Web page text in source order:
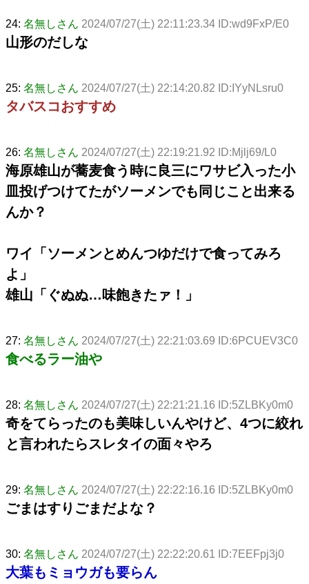
24: 名無しさん 2024/07/27(土) 22:11:23.34 ID:wd9FxP/E0
山形のだしな
25: 名無しさん 2024/07/27(土) 22:14:20.82 ID:IYyNLsru0
タバスコおすすめ
26: 名無しさん 2024/07/27(土) 22:19:21.92 ID:Mjlj69/L0
海原雄山が蕎麦食う時に良三にワサビ入った小
皿投げつけてたがソーメンでも同じこと出来る
んか？
ワイ「ソーメンとめんつゆだけで食ってみろ
よ」
雄山「ぐぬぬ…味飽きたァ！」
27: 名無しさん 2024/07/27(土) 22:21:03.69 ID:6PCUEV3C0
食べるラー油や
28: 名無しさん 2024/07/27(土) 22:21:21.16 ID:5ZLBKy0m0
奇をてらったのも美味しいんやけど、4つに絞れ
と言われたらスレタイの面々やろ
29: 名無しさん 2024/07/27(土) 22:22:16.16 ID:5ZLBKy0m0
ごまはすりごまだよな？
30: 名無しさん 2024/07/27(土) 22:22:20.61 ID:7EEFpj3j0
大葉もミョウガも要らん